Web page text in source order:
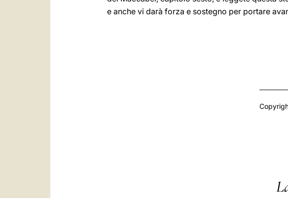
e anche vi darà forza e sostegno per portare